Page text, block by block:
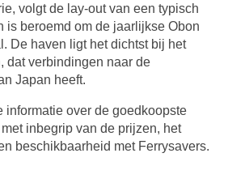
volgt de lay-out van een typisch
is beroemd om de jaarlijkse Obon
De haven ligt het dichtst bij het
dat verbindingen naar de
Japan heeft.
informatie over de goedkoopste
inbegrip van de prijzen, het
beschikbaarheid met Ferrysavers.